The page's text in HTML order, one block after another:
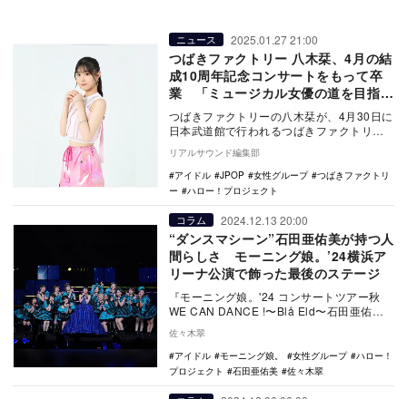
ニュース 2025.01.27 21:00
つばきファクトリー 八木栞、4月の結
成10周年記念コンサートをもって卒
業 「ミュージカル女優の道を目指し
ていきたい」
つばきファクトリーの八木栞が、4月30日に
日本武道館で行われるつばきファクトリー
結成10周年記念コンサートをもってグルー
プ及びハ…
リアルサウンド編集部
アイドル
JPOP 女性グループ
つばきファクトリ
ー
ハロー！プロジェクト
コラム 2024.12.13 20:00
“ダンスマシーン”石田亜佑美が持つ人
間らしさ モーニング娘。’24横浜ア
リーナ公演で飾った最後のステージ
『モーニング娘。'24 コンサートツアー秋
WE CAN DANCE !〜Blå Eld〜石田亜佑美
佐々木翠
アイドル
モーニング娘。 女性グループ
ハロー！
プロジェクト
石田亜佑美 佐々木翠